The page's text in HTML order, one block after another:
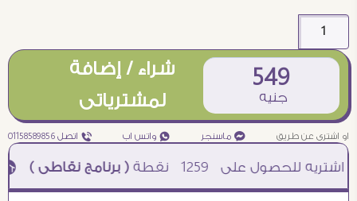
549
جنيه
شراء / إضافة
لمشترياتى
او اشترى عن طريق ¥ ماسنجر ₧ واتس اب ƒ اتصل 01158589856
1259 نقطة( برنامج نقاطى )à خصم 5% للعملاء الجدد à شحن مجانى عند الشراء ب 4000 جنيه à